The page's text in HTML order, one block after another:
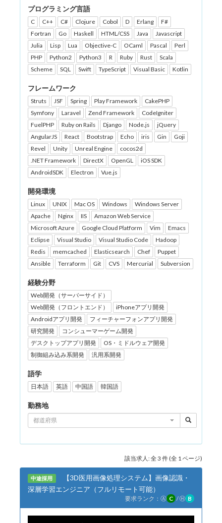
プログラミング言語
C C++ C# Clojure Cobol D Erlang
F#
Fortran
Go Haskell HTML/CSS Java
Javascript
Julia
Lisp Lua Objective-C OCaml Pascal
Perl
PHP
Python2 Python3 R Ruby Rust
Scala
Scheme
SQL Swift TypeScript Visual Basic Kotlin
フレームワーク
Struts JSF Spring Play Framework
CakePHP
Symfony
Laravel Zend Framework
CodeIgniter
FuelPHP
Ruby on Rails Django Node.js
jQuery
AngularJS
React Bootstrap Echo iris Gin
Goji
Revel
Unity Unreal Engine
cocos2d
.NET Framework
DirectX OpenGL
iOS SDK
AndroidSDK
Electron Vue.js
開発環境
Linux UNIX Mac OS Windows
Windows Server
Apache
Nginx IIS
Amazon Web Service
Microsoft Azure
Google Cloud Platform Vim
Emacs
Eclipse
Visual Studio Visual Studio Code
Hadoop
Redis
memcached Elasticsearch Chef
Puppet
Ansible
Terraform Git CVS Mercurial Subversion
経験分野
Web開発（サーバーサイド）
Web開発（フロントエンド）
iPhoneアプリ開発
Androidアプリ開発
フィーチャーフォンアプリ開発
研究開発
コンシューマーゲーム開発
デスクトップアプリ開発
OS・ミドルウェア開発
制御組み込み系開発
汎用系開発
語学
日本語 英語 中国語 韓国語
勤務地
都道府県
該当求人: 全 3 件 (全 1 ページ)
中途採用
【3D医用画像処理システム】画像認識・
深層学習エンジニア（フルリモート可能）
要求ランク： Ⓐ C /Ⓗ B